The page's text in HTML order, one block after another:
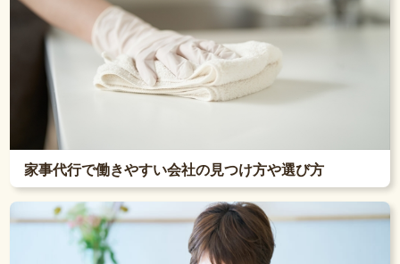
家事代行で働きやすい会社の見つけ方や選び方